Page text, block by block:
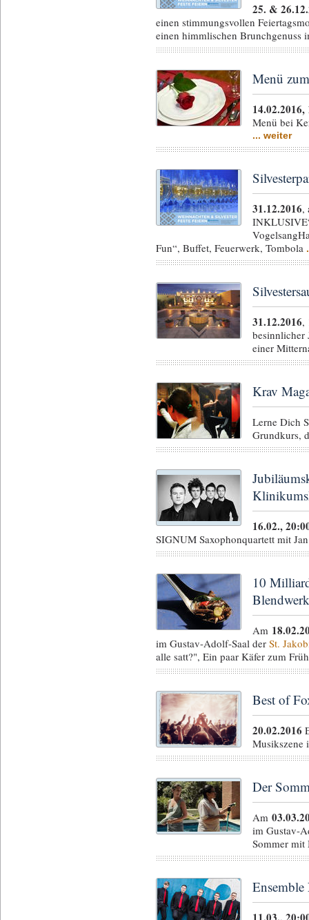
25. &
einen stimmungsvollen
einen himmlischen Brunchgenuss
Menü
Menü bei
... weiter
31.12.2016,
Fun“, Buffet, Feuerwerk, Tombola
31.12.2016,
besinnlicher
einer
Krav
Lerne Dich
Grundkurs,
16.02.,
SIGNUM Saxophonquartett mit
10
Blendwerk
Am
im Gustav-Adolf-Saal der St.
alle satt?", Ein paar Käfer zum
Best of
20.02.2016
Musikszene
Der
Am
im Gustav-
Sommer mit